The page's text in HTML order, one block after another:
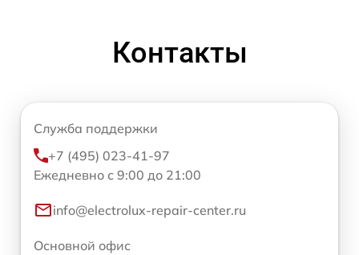
Контакты
Служба поддержки
+7 (495) 023-41-97
Ежедневно с 9:00 до 21:00
info@electrolux-repair-center.ru
Основной офис